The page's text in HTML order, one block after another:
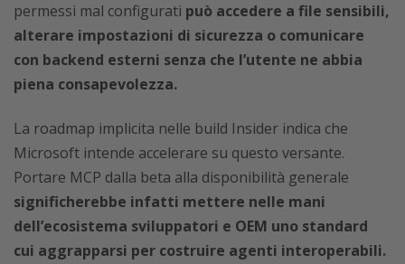
permessi mal configurati può accedere a file sensibili,
alterare impostazioni di sicurezza o comunicare
con backend esterni senza che l’utente ne abbia
piena consapevolezza.
La roadmap implicita nelle build Insider indica che
Microsoft intende accelerare su questo versante.
Portare MCP dalla beta alla disponibilità generale
significherebbe infatti mettere nelle mani
dell’ecosistema sviluppatori e OEM uno standard
cui aggrapparsi per costruire agenti interoperabili.